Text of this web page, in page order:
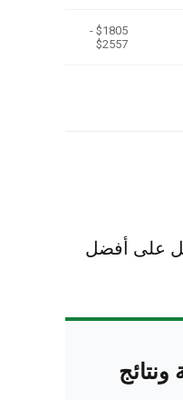
$1805 -
$2557
على أفضل